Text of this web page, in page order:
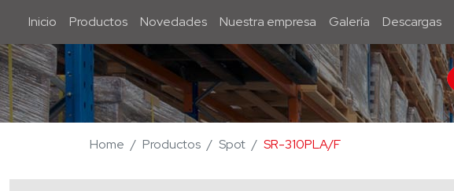
Inicio Inicio
Productos Novedades Nuestra empresa Galería Descargas
Home Productos Spot SR-310PLA/F